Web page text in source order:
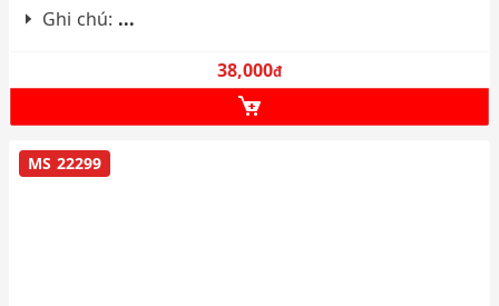
Ghi chú: ...
38,000đ
MS 22299